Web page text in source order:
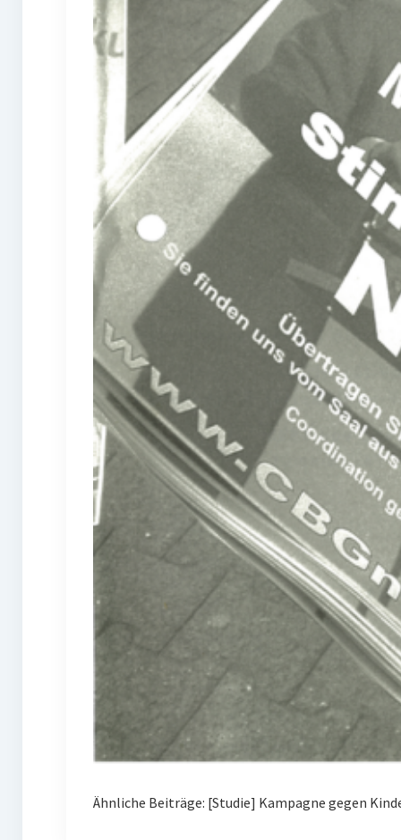
Ähnliche Beiträge: [Studie] Kampagne gegen